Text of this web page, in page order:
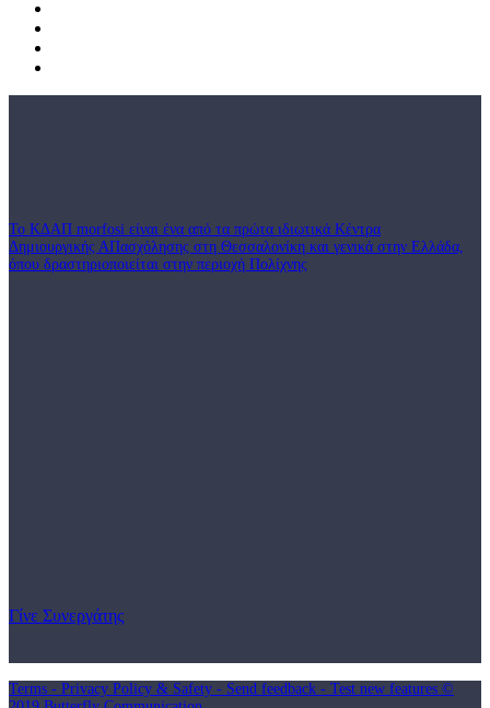
Το ΚΔΑΠ morfosi είναι ένα από τα πρώτα ιδιωτικά Κέντρα
Δημιουργικής ΑΠασχόλησης στη Θεσσαλονίκη και γενικά στην Ελλάδα,
όπου δραστηριοποιείται στην περιοχή Πολίχνης
Γίνε Συνεργάτης
Terms - Privacy Policy & Safety - Send feedback - Test new features ©